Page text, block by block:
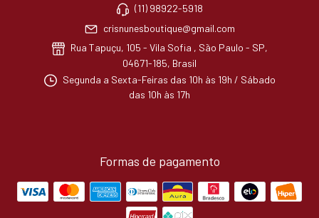
(11) 98922-5918
crisnunesboutique@gmail.com
Rua Tapuçu, 105 - Vila Sofia , São Paulo - SP,
04671-185, Brasil
Segunda a Sexta-Feiras das 10h às 19h / Sábado
das 10h às 17h
Formas de pagamento